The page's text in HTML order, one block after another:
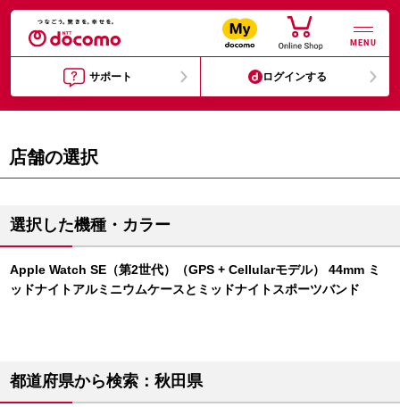
MENU
サポート ログインする
店舗の選択
選択した機種・カラー
Apple Watch SE（第2世代）（GPS + Cellularモデル） 44mm ミ
ッドナイトアルミニウムケースとミッドナイトスポーツバンド
都道府県から検索：秋田県